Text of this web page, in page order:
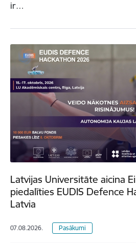
ir…
Latvijas Universitāte aicina
piedalīties EUDIS Defence
Latvia
07.08.2026. Pasākumi